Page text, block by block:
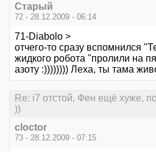
Старый
72 - 28.12.2009 - 06:14
71-Diabolo >
отчего-то сразу вспомнился
жидкого робота "пролили на
азоту :)))))))) Леха, ты тама
Re: i7 отстой, Фен ещё хуже,
))
cloctor
73 - 28.12.2009 - 07:15